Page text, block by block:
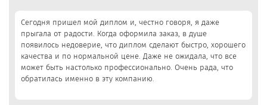
Сегодня пришел мой диплом и, честно говоря, я даже
прыгала от радости. Когда оформила заказ, в душе
появилось недоверие, что диплом сделают быстро, хорошего
качества и по нормальной цене. Даже не ожидала, что все
может быть настолько профессионально. Очень рада, что
обратилась именно в эту компанию.